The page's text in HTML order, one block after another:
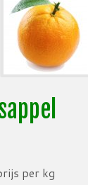
per kg